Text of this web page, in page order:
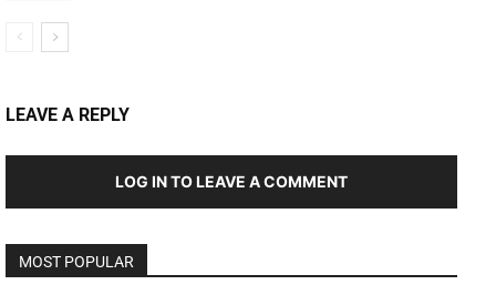
LEAVE A REPLY
LOG IN TO LEAVE A COMMENT
MOST POPULAR